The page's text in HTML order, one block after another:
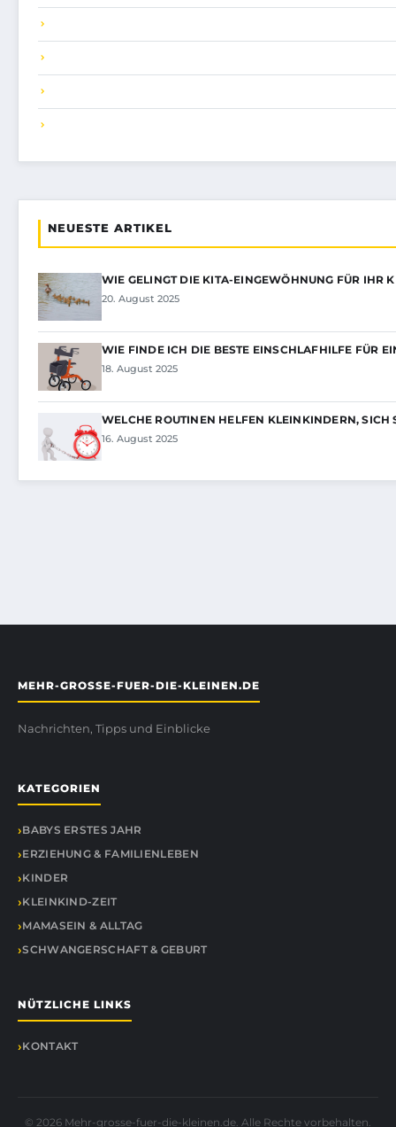
NEUESTE ARTIKEL
WIE GELINGT DIE KITA-EINGEWÖHNUNG FÜR IHR
20. August 2025
WIE FINDE ICH DIE BESTE EINSCHLAFHILFE FÜR
18. August 2025
WELCHE ROUTINEN HELFEN KLEINKINDERN, SICH
16. August 2025
MEHR-GROSSE-FUER-DIE-KLEINEN.DE
Nachrichten, Tipps und Einblicke
KATEGORIEN
BABYS ERSTES JAHR
ERZIEHUNG & FAMILIENLEBEN
KINDER
KLEINKIND-ZEIT
MAMASEIN & ALLTAG
SCHWANGERSCHAFT & GEBURT
NÜTZLICHE LINKS
KONTAKT
© 2026 Mehr-grosse-fuer-die-kleinen.de. Alle Rechte vorbehalten.